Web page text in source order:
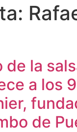
de la
a los
de